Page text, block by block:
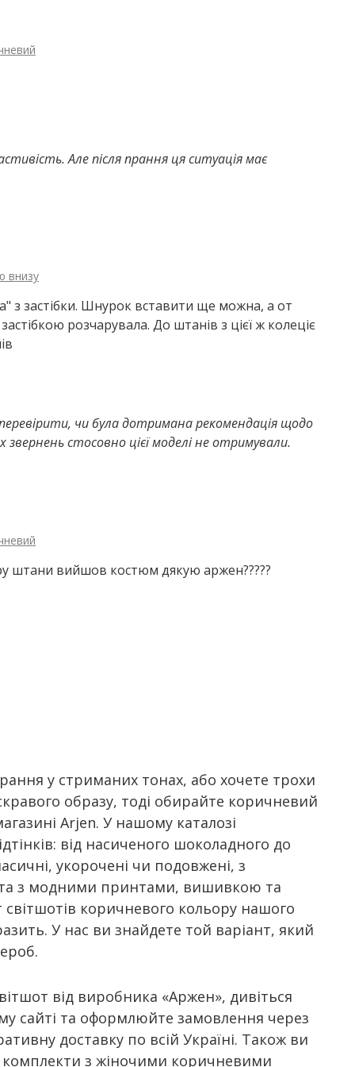
у стриманих тонах, або хочете трохи
образу, тоді обирайте коричневий
Arjen. У нашому каталозі
від насиченого шоколадного до
укорочені чи подовжені, з
з модними принтами, вишивкою та
коричневого кольору нашого
У нас ви знайдете той варіант, який
від виробника «Аржен», дивіться
сайті та оформлюйте замовлення через
доставку по всій Україні. Також ви
з жіночими коричневими
Але після прання ця ситуація має
внизу
з застібки. Шнурок вставити ще можна, а от
розчарувала. До штанів з цієї ж колеціє
чи була дотримана рекомендація щодо
стосовно цієї моделі не отримували.
штани вийшов костюм дякую аржен?????